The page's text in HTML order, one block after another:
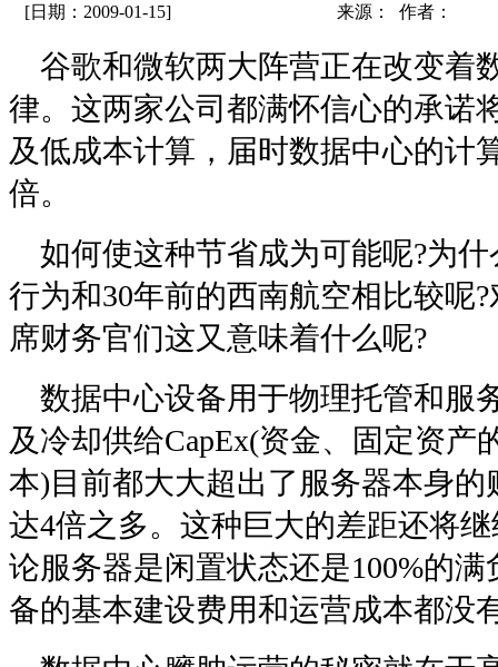
[日期：2009-01-15] 来源： 作者：
谷歌和微软两大阵营正在改变着
律。这两家公司都满怀信心的承诺
及低成本计算，届时数据中心的计
倍。
如何使这种节省成为可能呢?为
行为和30年前的西南航空相比较呢
席财务官们这又意味着什么呢?
数据中心设备用于物理托管和服
及冷却供给CapEx(资金、固定资产
本)目前都大大超出了服务器本身
达4倍之多。这种巨大的差距还将
论服务器是闲置状态还是100%的
备的基本建设费用和运营成本都没